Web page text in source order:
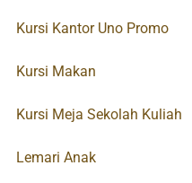
Kursi Kantor Uno Promo
Kursi Makan
Kursi Meja Sekolah Kuliah
Lemari Anak